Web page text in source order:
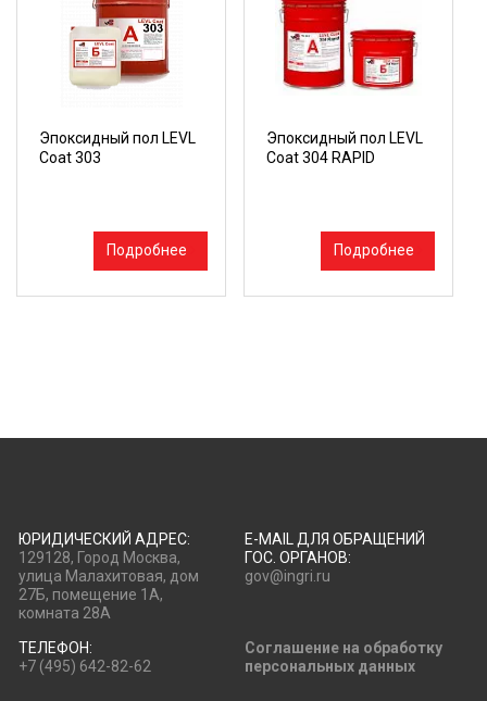
Эпоксидный пол LEVL
Coat 303
Подробнее
Эпоксидный пол LEVL
Coat 304 RAPID
Подробнее
ЮРИДИЧЕСКИЙ АДРЕС:
129128, Город Москва,
улица Малахитовая, дом
27Б, помещение 1А,
комната 28А
E-MAIL ДЛЯ ОБРАЩЕНИЙ
ГОС. ОРГАНОВ:
gov@ingri.ru
ТЕЛЕФОН:
+7 (495) 642-82-62
Соглашение на обработку
персональных данных